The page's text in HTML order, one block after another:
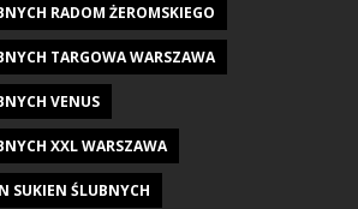
RADOM ŻEROMSKIEGO
TARGOWA WARSZAWA
VENUS
XXL WARSZAWA
SUKIEN ŚLUBNYCH